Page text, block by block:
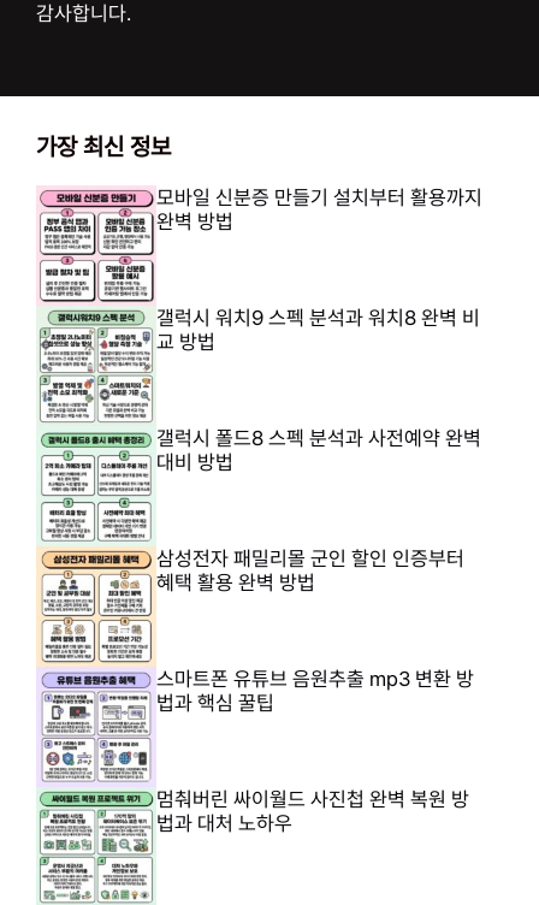
감사합니다.
가장 최신 정보
모바일 신분증 만들기 설치부터 활용까지
완벽 방법
갤럭시 워치9 스펙 분석과 워치8 완벽 비
교 방법
갤럭시 폴드8 스펙 분석과 사전예약 완벽
대비 방법
삼성전자 패밀리몰 군인 할인 인증부터
혜택 활용 완벽 방법
스마트폰 유튜브 음원추출 mp3 변환 방
법과 핵심 꿀팁
멈춰버린 싸이월드 사진첩 완벽 복원 방
법과 대처 노하우